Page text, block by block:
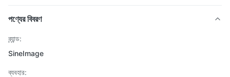
পণ্যের বিবরণ
ব্র্যান্ড:
SineImage
ব্যবহার: